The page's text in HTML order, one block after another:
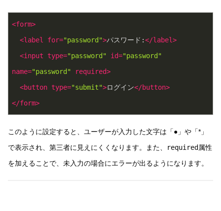
<form>
<label for="password">パスワード:</label>
<input type="password" id="password"
name="password" required>
<button type="submit">ログイン</button>
</form>
このように設定すると、ユーザーが入力した文字は「●」や「*」
で表示され、第三者に見えにくくなります。また、
required 属性
を加えることで、未入力の場合にエラーが出るようになります。